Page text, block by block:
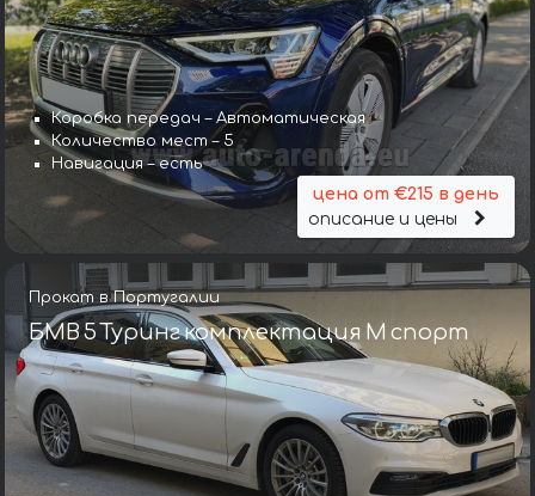
Коробка передач – Автоматическая
Количество мест – 5
Навигация – есть
цена от €215 в день
описание и цены
Прокат в Португалии
БМВ 5 Туринг комплектация М спорт